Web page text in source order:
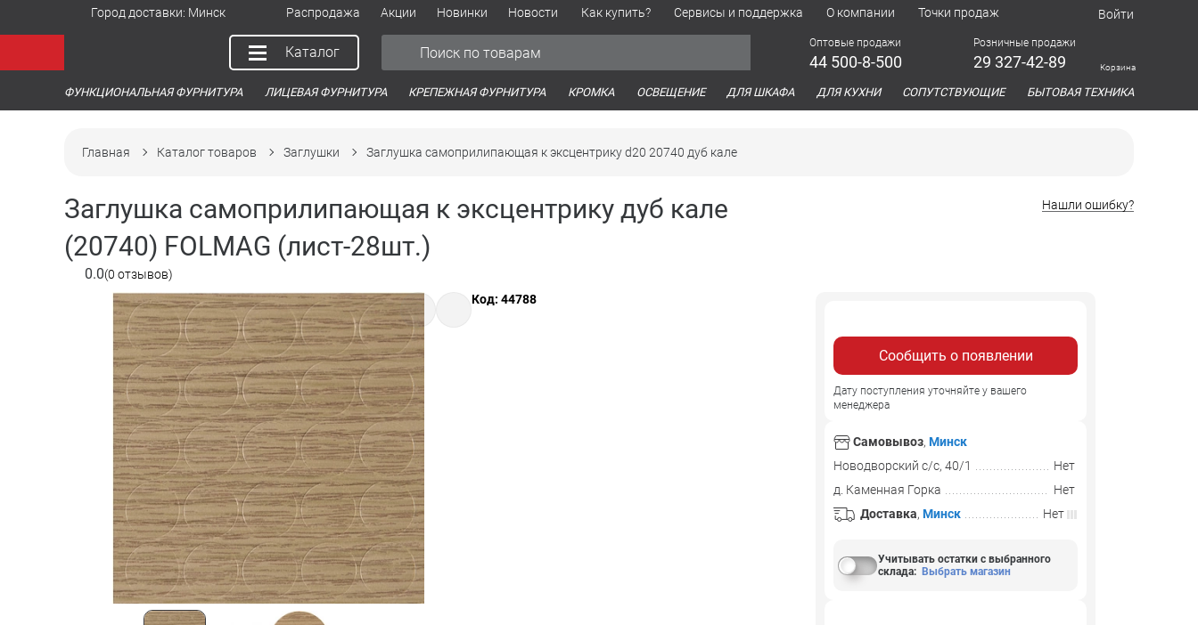
Город доставки: Минск Распродажа Акции Новинки Новости Как купить? Сервисы и поддержка О компании Точки продаж Войти
Каталог
Оптовые продажи
44 500-8-500
Розничные продажи
29 327-42-89 Корзина
ФУНКЦИОНАЛЬНАЯ ФУРНИТУРА ЛИЦЕВАЯ ФУРНИТУРА КРЕПЕЖНАЯ ФУРНИТУРА КРОМКА ОСВЕЩЕНИЕ ДЛЯ ШКАФА ДЛЯ КУХНИ СОПУТСТВУЮЩИЕ БЫТОВАЯ ТЕХНИКА
Главная Каталог товаров Заглушки Заглушка самоприлипающая к эксцентрику d20 20740 дуб кале
Заглушка самоприлипающая к эксцентрику дуб кале
(20740) FOLMAG (лист-28шт.)
0.0(0 отзывов)
Нашли ошибку?
Код: 44788
Сообщить о появлении
Дату поступления уточняйте у вашего
менеджера
Самовывоз, Минск
Новодворский с/с, 40/1
Нет
д. Каменная Горка
Нет
Доставка, Минск Нет
Учитывать остатки с выбранного
склада: Выбрать магазин